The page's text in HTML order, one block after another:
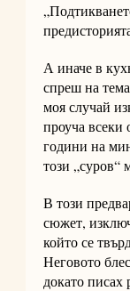
А иначе в
спреш на
моя случай
проуча всеки
години на
този „суров“
В този
сюжет,
който се
Неговото
докато